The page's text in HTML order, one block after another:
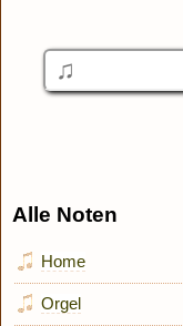
Alle Noten
Home
Orgel